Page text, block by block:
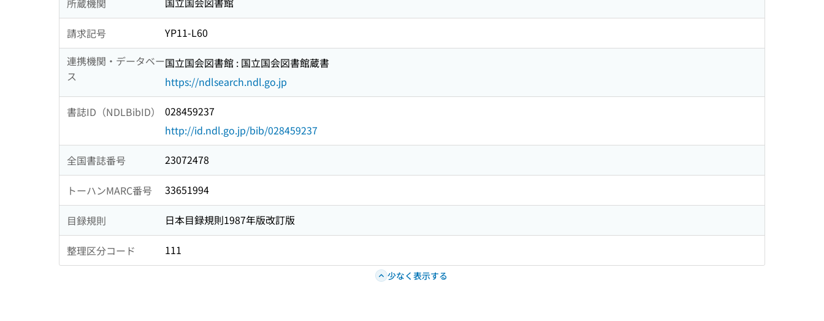
請求記号
YP11-L60
連携機関・データベー
ス
国立国会図書館 : 国立国会図書館蔵書
https://ndlsearch.ndl.go.jp
書誌ID（NDLBibID）
028459237
http://id.ndl.go.jp/bib/028459237
全国書誌番号 23072478
トーハンMARC番号 33651994
目録規則 日本目録規則1987年版改訂版
整理区分コード 111
少なく表示する